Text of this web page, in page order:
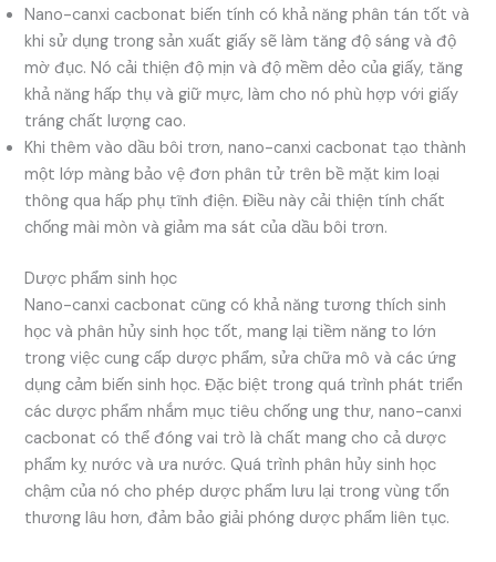
Nano-canxi cacbonat biến tính có khả năng phân tán tốt và
khi sử dụng trong sản xuất giấy sẽ làm tăng độ sáng và độ
mờ đục. Nó cải thiện độ mịn và độ mềm dẻo của giấy, tăng
khả năng hấp thụ và giữ mực, làm cho nó phù hợp với giấy
tráng chất lượng cao.
Khi thêm vào dầu bôi trơn, nano-canxi cacbonat tạo thành
một lớp màng bảo vệ đơn phân tử trên bề mặt kim loại
thông qua hấp phụ tĩnh điện. Điều này cải thiện tính chất
chống mài mòn và giảm ma sát của dầu bôi trơn.
Dược phẩm sinh học
Nano-canxi cacbonat cũng có khả năng tương thích sinh
học và phân hủy sinh học tốt, mang lại tiềm năng to lớn
trong việc cung cấp dược phẩm, sửa chữa mô và các ứng
dụng cảm biến sinh học. Đặc biệt trong quá trình phát triển
các dược phẩm nhắm mục tiêu chống ung thư, nano-canxi
cacbonat có thể đóng vai trò là chất mang cho cả dược
phẩm kỵ nước và ưa nước. Quá trình phân hủy sinh học
chậm của nó cho phép dược phẩm lưu lại trong vùng tổn
thương lâu hơn, đảm bảo giải phóng dược phẩm liên tục.